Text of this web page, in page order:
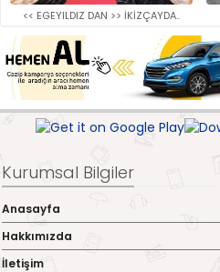
<< EGEYILDIZ DAN >> İKİZÇAYDA..
Kurumsal Bilgiler
Anasayfa
Hakkımızda
İletişim